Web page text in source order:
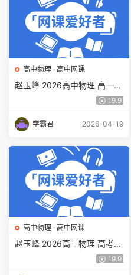
高中物理 · 高中网课
赵玉峰 2026高中物理 高一物
理 下学期二轮 百度网盘下载
19.9
学霸君 2026-04-19
高中物理 · 高中网课
赵玉峰 2026高三物理 高考物
19.9